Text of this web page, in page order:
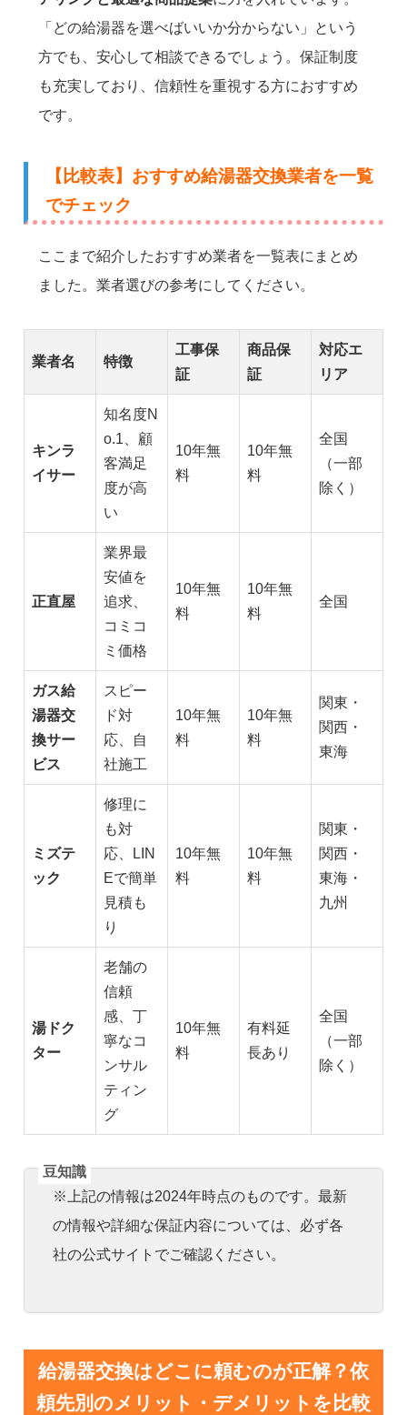
「どの給湯器を選べばいいか分からない」という
方でも、安心して相談できるでしょう。保証制度
も充実しており、信頼性を重視する方におすすめ
です。
【比較表】おすすめ給湯器交換業者を一覧
でチェック
ここまで紹介したおすすめ業者を一覧表にまとめ
ました。業者選びの参考にしてください。
業者名 特徴
工事保
証
商品保
証
対応エ
リア
キンラ
イサー
知名度N
o.1、顧
客満足
度が高
い
10年無
料
10年無
料
全国
（一部
除く）
正直屋
業界最
安値を
追求、
コミコ
ミ価格
10年無
料
10年無
料
全国
ガス給
湯器交
換サー
ビス
スピー
ド対
応、自
社施工
10年無
料
10年無
料
関東・
関西・
東海
ミズテ
ック
修理に
も対
応、LIN
Eで簡単
見積も
り
10年無
料
10年無
料
関東・
関西・
東海・
九州
湯ドク
ター
老舗の
信頼
感、丁
寧なコ
ンサル
ティン
グ
10年無
料
有料延
長あり
全国
（一部
除く）
※上記の情報は2024年時点のものです。最新
の情報や詳細な保証内容については、必ず各
社の公式サイトでご確認ください。
給湯器交換はどこに頼むのが正解？依
頼先別のメリット・デメリットを比較